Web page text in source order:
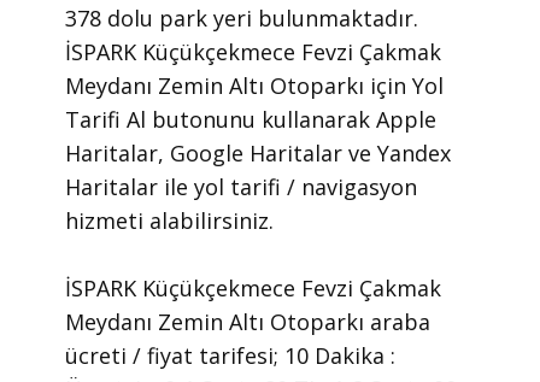
378 dolu park yeri bulunmaktadır.
İSPARK Küçükçekmece Fevzi Çakmak
Meydanı Zemin Altı Otoparkı için Yol
Tarifi Al butonunu kullanarak Apple
Haritalar, Google Haritalar ve Yandex
Haritalar ile yol tarifi / navigasyon
hizmeti alabilirsiniz.
İSPARK Küçükçekmece Fevzi Çakmak
Meydanı Zemin Altı Otoparkı araba
ücreti / fiyat tarifesi; 10 Dakika :